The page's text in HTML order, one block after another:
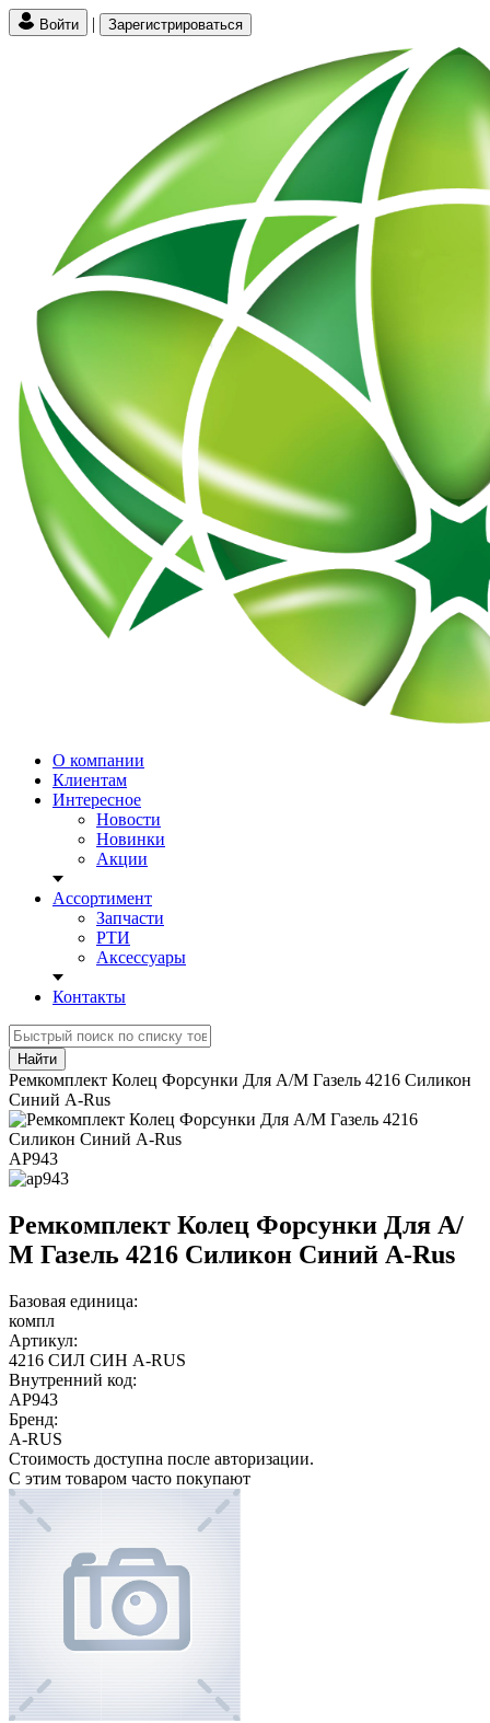
Войти | Зарегистрироваться
О компании
Клиентам
Интересное
Новости
Новинки
Акции
Ассортимент
Запчасти
РТИ
Аксессуары
Контакты
Найти
Ремкомплект Колец Форсунки Для А/М Газель 4216 Силикон
Синий A-Rus
АР943
Ремкомплект Колец Форсунки Для А/
М Газель 4216 Силикон Синий A-Rus
Базовая единица:
компл
Артикул:
4216 СИЛ СИН A-RUS
Внутренний код:
АР943
Бренд:
A-RUS
Стоимость доступна после авторизации.
С этим товаром часто покупают